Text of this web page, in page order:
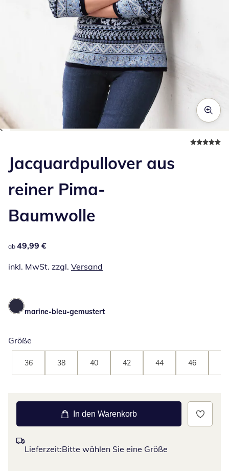
Jacquardpullover aus
reiner Pima-
Baumwolle
49,99 €
ab 49,99 €
inkl. MwSt. zzgl. Versand
marine-bleu-gemustert
Größe
36 38 40 42 44 46
In den Warenkorb
Lieferzeit:Bitte wählen Sie eine Größe